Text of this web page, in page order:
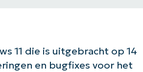
11 die is uitgebracht op 14
en bugfixes voor het